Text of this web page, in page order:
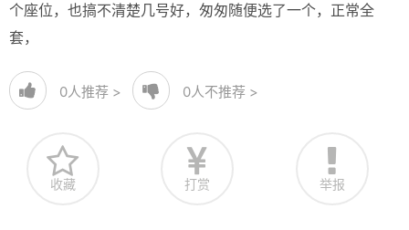
个座位，也搞不清楚几号好，匆匆随便选了一个，正常全
套，
0人推荐 > 0人不推荐 >
收藏 打赏 举报